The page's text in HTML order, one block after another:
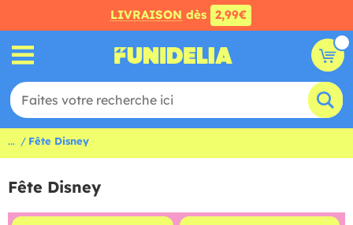
LIVRAISON dès 2,99€
... Fête Disney
Fête Disney